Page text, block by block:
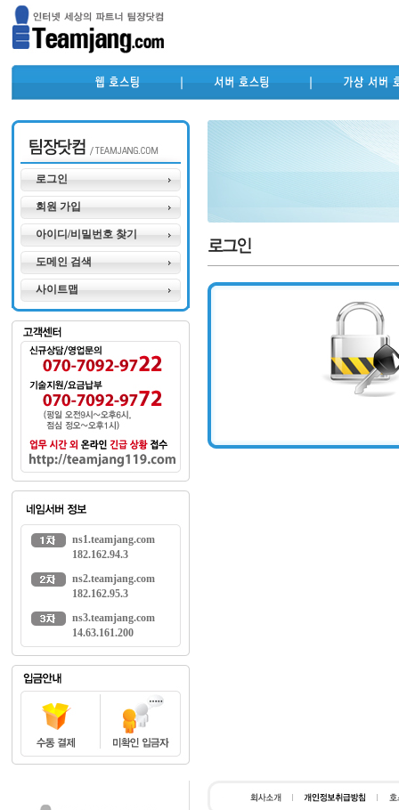
로그인
회원 가입
아이디/비밀번호 찾기
도메인 검색
사이트맵
ns1.teamjang.com
182.162.94.3
ns2.teamjang.com
182.162.95.3
ns3.teamjang.com
14.63.161.200